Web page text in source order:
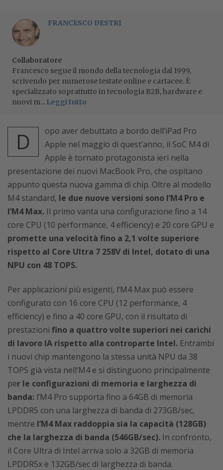
FRANCESCO DESTRI
Collaboratore
Francesco segue il mondo della tecnologia dal 1999,
scrivendo per numerose testate online e cartacee. È
specializzato soprattutto in tecnologia B2B, hardware e
nuovi m... Leggi tutto
D
opo aver debuttato a bordo dell’iPad Pro
Apple nel maggio di quest’anno, il SoC M4 di
Apple è tornato protagonista ieri nella
presentazione dei nuovi MacBook Pro, che ospitano
appunto questa nuova gamma di chip. Oltre al modello
M4 standard, le due nuove versioni sono l’M4 Pro e
l’M4 Max. Il primo vanta una configurazione fino a 14
core CPU (10 performance, 4 efficiency) e 20 core GPU e
promette una velocità fino a 2,1 volte superiore
rispetto al Core Ultra 7 258V di Intel, dotato di una
NPU con 48 TOPS.
Per applicazioni più esigenti, l’M4 Max può essere
configurato con 16 core CPU (12 performance, 4
efficiency) e fino a 40 core GPU, con il risultato di
prestazioni fino a quattro volte superiori nei carichi
di lavoro IA rispetto alla controparte Intel. Entrambi
i nuovi chip mantengono la stessa unità NPU da 38
TOPS già vista nell’M4 e si distinguono principalmente
per le configurazioni di memoria e larghezza di
banda: l’M4 Pro supporta fino a 64GB di memoria
LPDDR5 con una larghezza di banda di 273GB/sec,
mentre l’M4 Max raddoppia sia la capacità (128GB)
che la larghezza di banda (546GB/sec). In confronto,
il Core Ultra di Intel arriva solo a 32GB di memoria
LPDDR5x e 132GB/sec di larghezza di banda.